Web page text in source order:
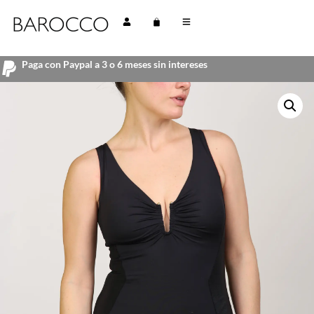
Paga con Paypal a 3 o 6 meses sin intereses